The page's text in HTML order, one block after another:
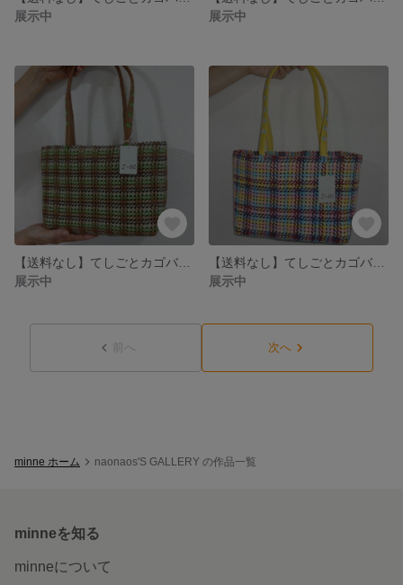
展示中
展示中
展示中
展示中
前へ 次へ
minne ホーム naonaos'S GALLERY の作品一覧
minneを知る
minneについて